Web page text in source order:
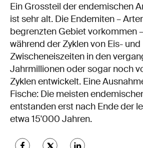
Ein Grossteil der endemischen
ist sehr alt. Die Endemiten –
begrenzten Gebiet vorkommen
während der Zyklen von Eis- und
Zwischeneiszeiten in den
Jahrmillionen oder sogar noch
Zyklen entwickelt. Eine
Fische: Die meisten
entstanden erst nach Ende der
etwa 15'000 Jahren.